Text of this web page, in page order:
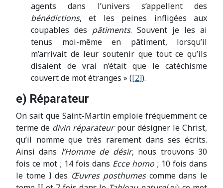
agents dans l’univers s’appellent des
bénédictions, et les peines infligées aux
coupables des pâtiments. Souvent je les ai
tenus moi-même en pâtiment, lorsqu’il
m’arrivait de leur soutenir que tout ce qu’ils
disaient de vrai n’était que le catéchisme
couvert de mot étranges » ([2]).
e) Réparateur
On sait que Saint-Martin emploie fréquemment ce
terme de divin réparateurpour désigner le Christ,
qu’il nomme que très rarement dans ses écrits.
Ainsi dans l’Homme de désir, nous trouvons 30
fois ce mot ; 14 fois dans Ecce homo ; 10 fois dans
le tome I des Œuvres posthumescomme dans le